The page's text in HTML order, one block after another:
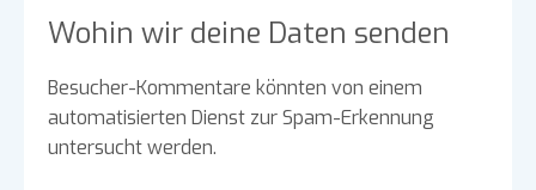
Wohin wir deine Daten senden
Besucher-Kommentare könnten von einem
automatisierten Dienst zur Spam-Erkennung
untersucht werden.